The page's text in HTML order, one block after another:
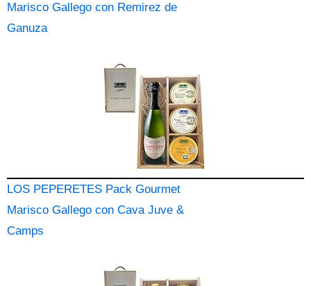
Marisco Gallego con Remirez de
Ganuza
LOS PEPERETES Pack Gourmet
Marisco Gallego con Cava Juve &
Camps